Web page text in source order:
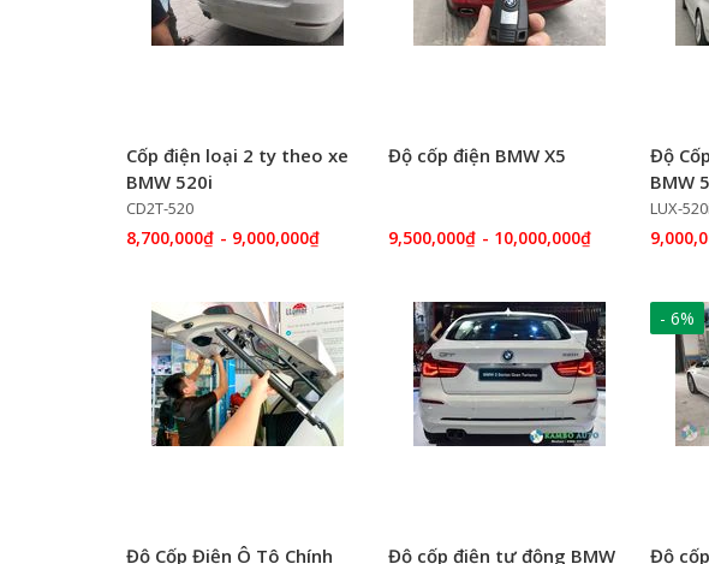
Cốp điện loại 2 ty theo xe
BMW 520i
CD2T-520
8,700,000₫ - 9,000,000₫
Độ cốp điện BMW X5
9,500,000₫ - 10,000,000₫
Độ
BMW
LUX-520i
Độ Cốp Điện Ô Tô Chính
Độ cốp điện tự động BMW
- 6%
Độ